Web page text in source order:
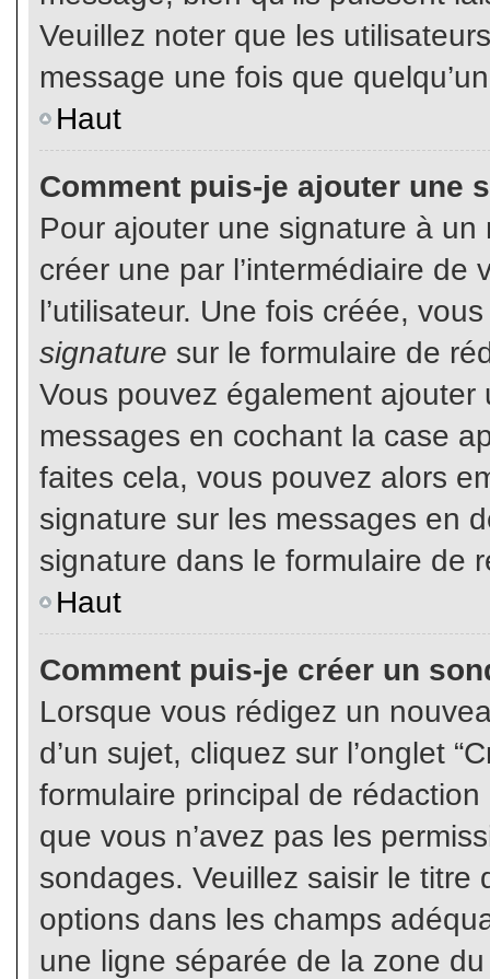
Veuillez noter que les
message une fois que
Haut
Comment puis-je ajouter une
Pour ajouter une signature à un
créer une par l’intermédiaire
l’utilisateur. Une fois créée,
signature sur le formulaire de
Vous pouvez également
messages en cochant la case
faites cela, vous pouvez alors
signature sur les messages en
signature dans le formulaire de
Haut
Comment puis-je créer un
Lorsque vous rédigez un
d’un sujet, cliquez sur l’onglet
formulaire principal de
que vous n’avez pas les
sondages. Veuillez saisir le
options dans les champs
une ligne séparée de la zone